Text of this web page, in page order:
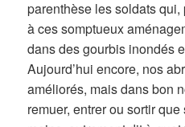
parenthèse les soldats
à ces somptueux
dans des gourbis inondés
Aujourd’hui encore, nos
améliorés, mais dans bon
remuer, entrer ou sortir